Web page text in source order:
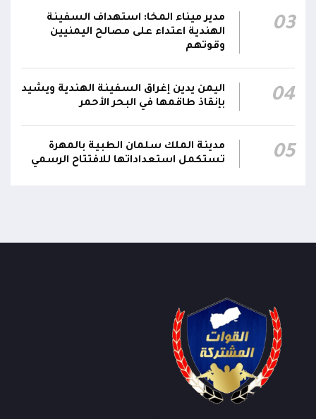
قرارات رئاسية بتعيين أحمد سعيد بن بريك وراشد
ناصر الجند مستشارين لرئيس مجلس القيادة
الرئاسي وترقيتهما إلى رتبة فريق
03
مدير ميناء المخا: استهداف السفينة
الهندية اعتداء على مصالح اليمنيين
وقوتهم
04
اليمن يدين إغراق السفينة الهندية ويشيد
بإنقاذ طاقمها في البحر الأحمر
05
مدينة الملك سلمان الطبية بالمهرة
تستكمل استعداداتها للافتتاح الرسمي